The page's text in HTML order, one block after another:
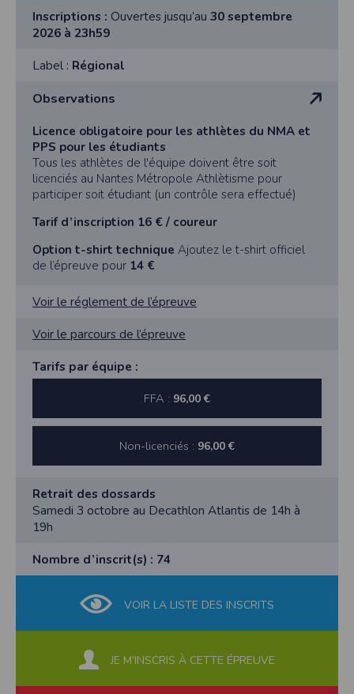
Inscriptions : Ouvertes jusqu’au 30 septembre
2026 à 23h59
Label : Régional
Observations
Licence obligatoire pour les athlètes du NMA et
PPS pour les étudiants
Tous les athlètes de l'équipe doivent être soit
licenciés au Nantes Métropole Athlètisme pour
participer soit étudiant (un contrôle sera effectué)
Tarif d’inscription 16 € / coureur
Option t-shirt technique Ajoutez le t-shirt officiel
de l’épreuve pour 14 €
Voir le réglement de l’épreuve
Voir le parcours de l’épreuve
Tarifs par équipe :
FFA : 96,00 €
Non-licenciés : 96,00 €
Retrait des dossards
Samedi 3 octobre au Decathlon Atlantis de 14h à
19h
Nombre d’inscrit(s) : 74
VOIR LA LISTE DES INSCRITS
JE M’INSCRIS À CETTE ÉPREUVE
des informations à partir des photos que vous partagez.
Cette application ne requiert pas d'informations de vos contacts.
Informations sur le paiement
This app requires camera permissions if the user is interested in uploading a
photo to the gallery. We collect information from the photos you share. This app
does not require information from your contacts.
Payment information
No payment is made within the app, so no information about your credit or